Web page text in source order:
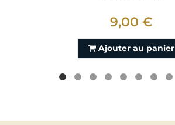
9,00 €
Ajouter au panier